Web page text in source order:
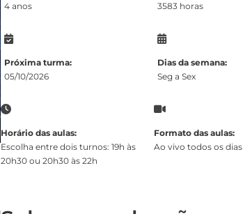
4 anos
3583 horas
Próxima turma:
05/10/2026
Dias da semana:
Seg a Sex
Horário das aulas:
Escolha entre dois turnos: 19h às
20h30 ou 20h30 às 22h
Formato das aulas:
Ao vivo todos os dias